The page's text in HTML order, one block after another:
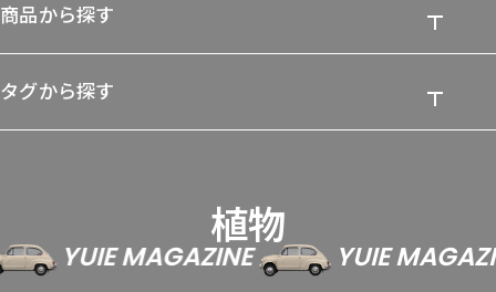
商品から探す
タグから探す
植物
YUIE MAGAZINE YUIE